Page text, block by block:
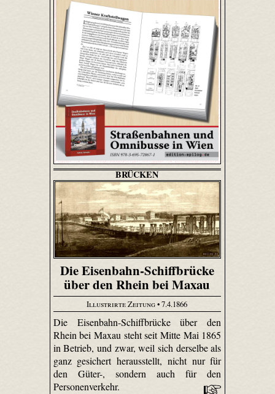
BRÜCKEN
Die Eisenbahn-Schiffbrücke
über den Rhein bei Maxau
Illustrirte Zeitung• 7.4.1866
Die Eisenbahn-Schiffbrücke über den
Rhein bei Maxau steht seit Mitte Mai 1865
in Betrieb, und zwar, weil sich derselbe als
ganz gesichert herausstellt, nicht nur für
den Güter-, sondern auch für den
Personenverkehr.